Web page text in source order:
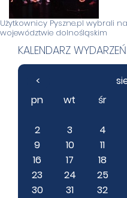
Użytkownicy Pyszne.pl wybrali
województwie dolnośląskim
KALENDARZ
<
pn
wt śr
2
3 4
9
10 11
16
17 18
23
24 25
30
31 32